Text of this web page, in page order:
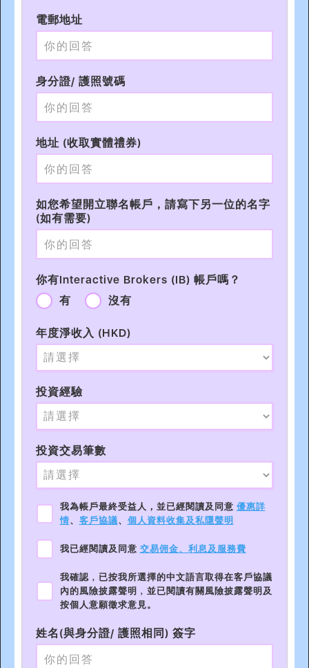
電郵地址
身分證/ 護照號碼
地址 (收取實體禮券)
如您希望開立聯名帳戶，請寫下另一位的名字
(如有需要)
你有Interactive Brokers (IB) 帳戶嗎？
有
沒有
年度淨收入 (HKD)
投資經驗
投資交易筆數
我為帳戶最終受益人，並已經閱讀及同意 優惠詳
情、 客戶協議、 個人資料收集及私隱聲明
我已經閱讀及同意 交易佣金、利息及服務費
我確認﹐已按我所選擇的中文語言取得在客戶協議
內的風險披露聲明﹐並已閱讀有關風險披露聲明及
按個人意願徵求意見。
姓名(與身分證/ 護照相同) 簽字